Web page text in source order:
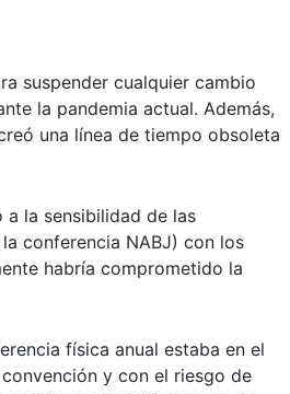
suspender cualquier cambio
la pandemia actual. Además,
una línea de tiempo obsoleta
a la sensibilidad de las
conferencia NABJ) con los
habría comprometido la
física anual estaba en el
y con el riesgo de